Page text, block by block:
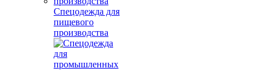
Спецодежда для
пищевого
производства